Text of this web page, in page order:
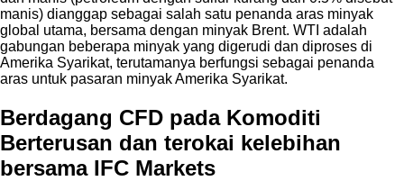
manis) dianggap sebagai salah satu penanda aras minyak
global utama, bersama dengan minyak Brent. WTI adalah
gabungan beberapa minyak yang digerudi dan diproses di
Amerika Syarikat, terutamanya berfungsi sebagai penanda
aras untuk pasaran minyak Amerika Syarikat.
Berdagang CFD pada Komoditi
Berterusan dan terokai kelebihan
bersama IFC Markets